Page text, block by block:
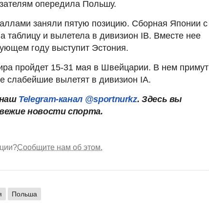
опередила Польшу.
заняли пятую позицию. Сборная Японии с
таблицу и вылетела в дивизион IB. Вместе нее
году выступит Эстония.
пройдет 15-31 мая в Швейцарии. В нем примут
слабейшие вылетят в дивизион IA.
Telegram-канал @sportnurkz. Здесь вы
новости спорта.
Сообщите нам об этом.
Польша